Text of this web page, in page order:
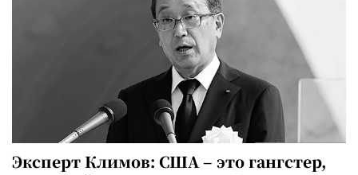
Эксперт Климов: США – это гангстер,